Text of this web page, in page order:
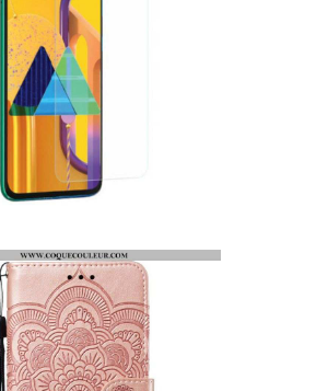
PROTECTION EN VERRE TREMPÉ POUR ÉCRAN SAMSUNG GALAXY M21